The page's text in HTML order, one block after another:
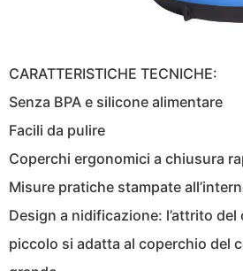
CARATTERISTICHE TECNICHE:
Senza BPA e silicone alimentare
Facili da pulire
Coperchi ergonomici a chiusura
Misure pratiche stampate
Design a nidificazione: l’attrito
piccolo si adatta al coperchio del